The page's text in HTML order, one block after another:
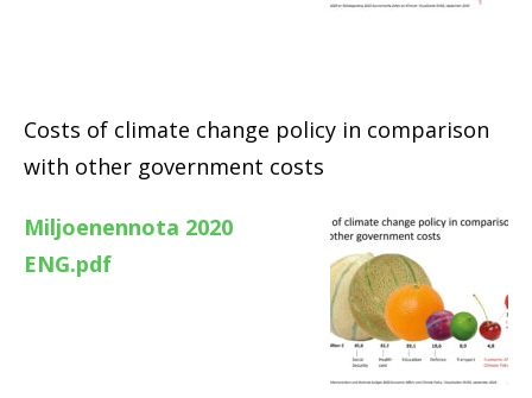
Costs of climate change policy in comparison
with other government costs
Miljoenennota 2020
ENG.pdf